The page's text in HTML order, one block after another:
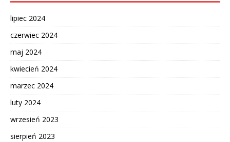
lipiec 2024
czerwiec 2024
maj 2024
kwiecień 2024
marzec 2024
luty 2024
wrzesień 2023
sierpień 2023